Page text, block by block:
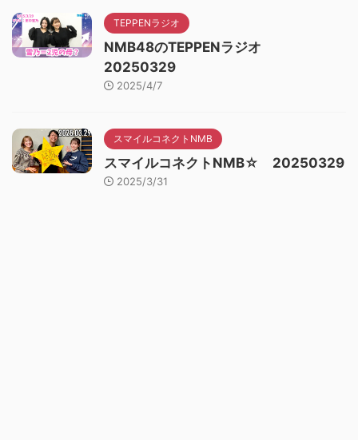
TEPPENラジオ
NMB48のTEPPENラジオ
20250329
2025/4/7
スマイルコネクトNMB
スマイルコネクトNMB☆ 20250329
2025/3/31